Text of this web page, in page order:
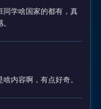
同学啥国家的都有，真
内容啊，有点好奇。